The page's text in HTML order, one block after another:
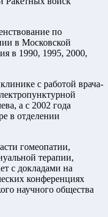
по
в Московской
в 1990, 1995, 2000,
с работой врача-
а с 2002 года
в отделении
гомеопатии,
терапии,
с докладами на
конференциях
научного общества